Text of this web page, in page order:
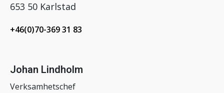
653 50 Karlstad
+46(0)70-369 31 83
Johan Lindholm
Verksamhetschef